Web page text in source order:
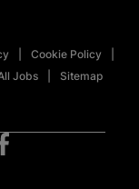
Cookie Policy
Jobs Sitemap